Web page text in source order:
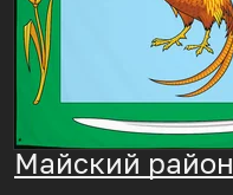
Майский район